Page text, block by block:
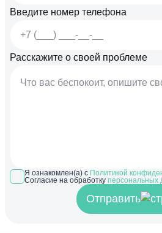
Введите номер телефона
Расскажите о своей проблеме
Я ознакомлен(а) с Политикой
Согласие на обработку персональных
Отправить